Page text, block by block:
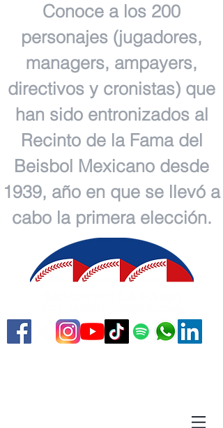
Conoce a los 200
personajes (jugadores,
managers, ampayers,
directivos y cronistas) que
han sido entronizados al
Recinto de la Fama del
Beisbol Mexicano desde
1939, año en que se llevó a
cabo la primera elección.